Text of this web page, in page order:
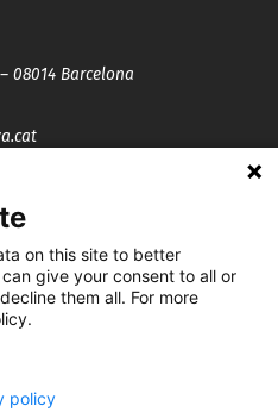
08014 Barcelona
on this site to better
give your consent to all or
them all. For more
policy